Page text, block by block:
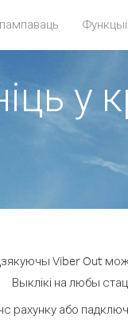
Функцыі
у
Viber Out
Выклікі на любы
рахунку або